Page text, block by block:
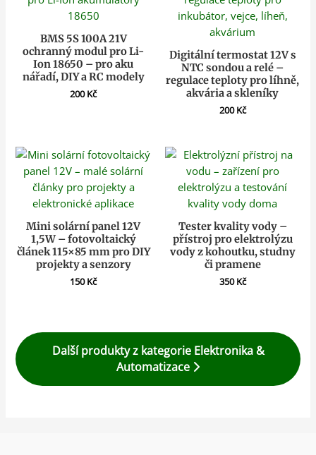
BMS 5S 100A 21V
ochranný modul pro Li-
Ion 18650 – pro aku
nářadí, DIY a RC modely
200Kč
Digitální termostat 12V s
NTC sondou a relé –
regulace teploty pro líhně,
akvária a skleníky
200Kč
Mini solární panel 12V
1,5W – fotovoltaický
článek 115×85 mm pro DIY
projekty a senzory
150Kč
Tester kvality vody –
přístroj pro elektrolýzu
vody z kohoutku, studny
či pramene
350Kč
Další produkty z kategorie Elektronika &
Automatizace